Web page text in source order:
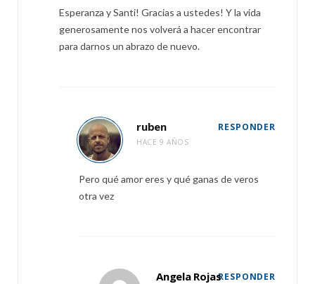
Esperanza y Santi! Gracias a ustedes! Y la vida
generosamente nos volverá a hacer encontrar
para darnos un abrazo de nuevo.
ruben
HACE 9 AÑOS
RESPONDER
Pero qué amor eres y qué ganas de veros
otra vez
Angela RojasRESPONDER